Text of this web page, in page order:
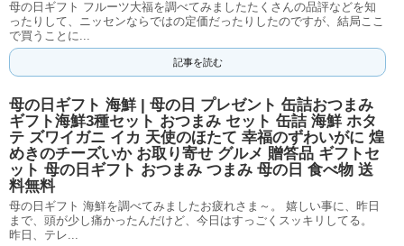
母の日ギフト フルーツ大福を調べてみましたたくさんの品評などを知
ったりして、ニッセンならではの定価だったりしたのですが、結局ここ
で買うことに...
記事を読む
母の日ギフト 海鮮 | 母の日 プレゼント 缶詰おつまみ
ギフト海鮮3種セット おつまみ セット 缶詰 海鮮 ホタ
テ ズワイガニ イカ 天使のほたて 幸福のずわいがに 煌
めきのチーズいか お取り寄せ グルメ 贈答品 ギフトセ
ット 母の日ギフト おつまみ つまみ 母の日 食べ物 送
料無料
母の日ギフト 海鮮を調べてみましたお疲れさま～。 嬉しい事に、昨日
まで、頭が少し痛かったんだけど、今日はすっごくスッキリしてる。
昨日、テレ...